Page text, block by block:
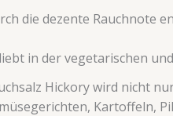
die dezente Rauchnote
in der vegetarischen
Hickory wird nicht
Kartoffeln,